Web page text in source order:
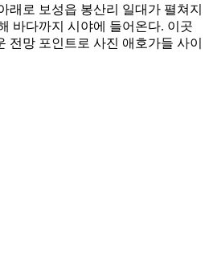
래로 보성읍 봉산리 일대가 펼쳐지
바다까지 시야에 들어온다. 이곳
전망 포인트로 사진 애호가들 사이